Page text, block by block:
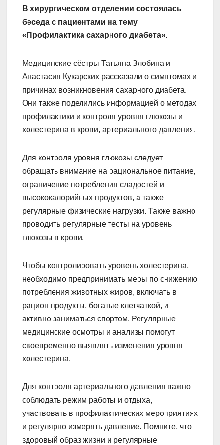
В хирургическом отделении состоялась
беседа с пациентами на тему
«Профилактика сахарного диабета».
Медицинские сёстры Татьяна Злобина и
Анастасия Кукарских рассказали о симптомах и
причинах возникновения сахарного диабета.
Они также поделились информацией о методах
профилактики и контроля уровня глюкозы и
холестерина в крови, артериального давления.
Для контроля уровня глюкозы следует
обращать внимание на рациональное питание,
ограничение потребления сладостей и
высококалорийных продуктов, а также
регулярные физические нагрузки. Также важно
проводить регулярные тесты на уровень
глюкозы в крови.
Чтобы контролировать уровень холестерина,
необходимо предпринимать меры по снижению
потребления животных жиров, включать в
рацион продукты, богатые клетчаткой, и
активно заниматься спортом. Регулярные
медицинские осмотры и анализы помогут
своевременно выявлять изменения уровня
холестерина.
Для контроля артериального давления важно
соблюдать режим работы и отдыха,
участвовать в профилактических мероприятиях
и регулярно измерять давление. Помните, что
здоровый образ жизни и регулярные